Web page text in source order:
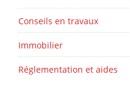
Conseils en travaux
Immobilier
Réglementation et aides